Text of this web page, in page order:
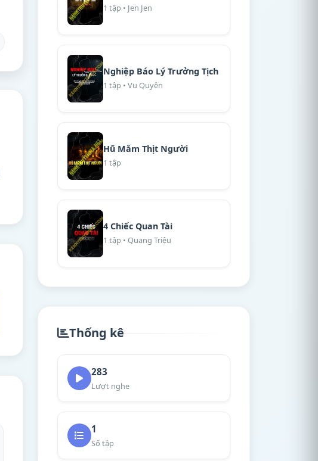
1 tập • Jen Jen
Nghiệp Báo Lý Trưởng Tịch
1 tập • Vu Quyên
Hũ Mắm Thịt Người
1 tập
4 Chiếc Quan Tài
1 tập • Quang Triệu
Thống kê
283
Lượt nghe
1
Số tập